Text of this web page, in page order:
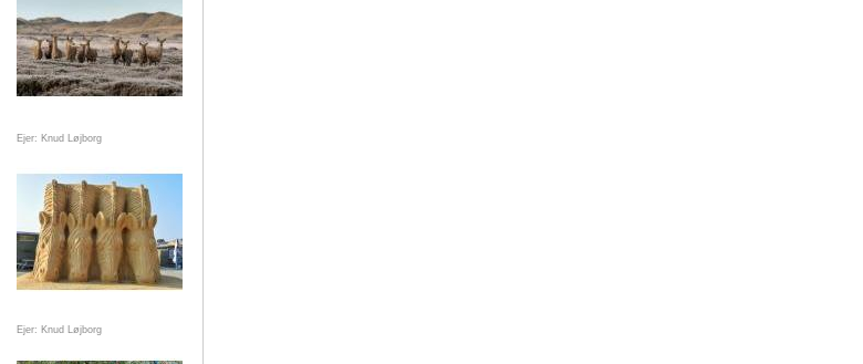
Ejer: Knud Løjborg
Ejer: Knud Løjborg